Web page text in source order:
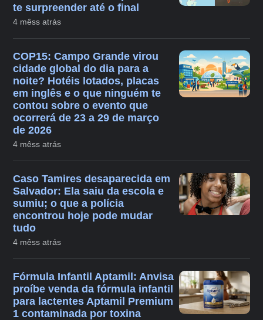
te surpreender até o final
4 mêss atrás
COP15: Campo Grande virou
cidade global do dia para a
noite? Hotéis lotados, placas
em inglês e o que ninguém te
contou sobre o evento que
ocorrerá de 23 a 29 de março
de 2026
4 mêss atrás
Caso Tamires desaparecida em
Salvador: Ela saiu da escola e
sumiu; o que a polícia
encontrou hoje pode mudar
tudo
4 mêss atrás
Fórmula Infantil Aptamil: Anvisa
proíbe venda da fórmula infantil
para lactentes Aptamil Premium
1 contaminada por toxina